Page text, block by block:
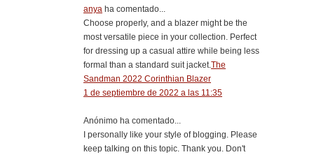
anya ha comentado...
Choose properly, and a blazer might be the
most versatile piece in your collection. Perfect
for dressing up a casual attire while being less
formal than a standard suit jacket.The
Sandman 2022 Corinthian Blazer
1 de septiembre de 2022 a las 11:35
Anónimo ha comentado...
I personally like your style of blogging. Please
keep talking on this topic. Thank you. Don't